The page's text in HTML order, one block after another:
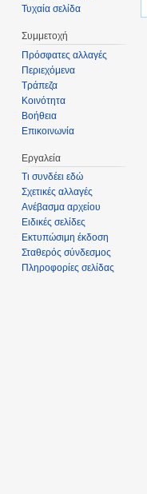
Τυχαία σελίδα
Συμμετοχή
Πρόσφατες αλλαγές
Περιεχόμενα
Τράπεζα
Κοινότητα
Βοήθεια
Επικοινωνία
Εργαλεία
Τι συνδέει εδώ
Σχετικές αλλαγές
Ανέβασμα αρχείου
Ειδικές σελίδες
Εκτυπώσιμη έκδοση
Σταθερός σύνδεσμος
Πληροφορίες σελίδας